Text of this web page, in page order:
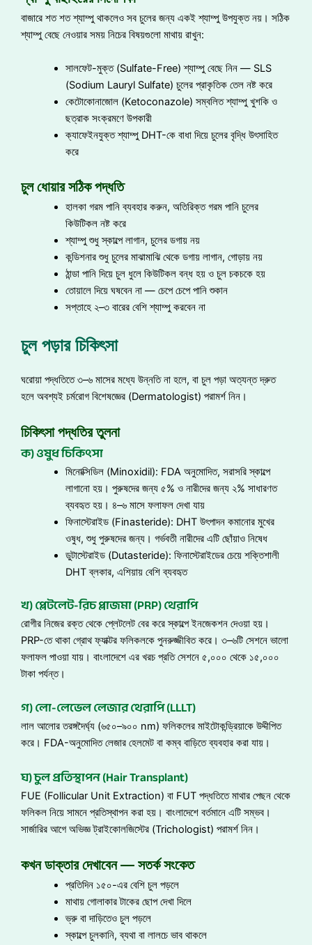
বাজারে শত শত শ্যাম্পু থাকলেও সব চুলের জন্য একই শ্যাম্পু উপযুক্ত নয়। সঠিক
শ্যাম্পু বেছে নেওয়ার সময় নিচের বিষয়গুলো মাথায় রাখুন:
সালফেট-মুক্ত (Sulfate-Free) শ্যাম্পু বেছে নিন — SLS
(Sodium Lauryl Sulfate) চুলের প্রাকৃতিক তেল নষ্ট করে
কেটোকোনাজোল (Ketoconazole) সম্বলিত শ্যাম্পু খুশকি ও
ছত্রাক সংক্রমণে উপকারী
ক্যাফেইনযুক্ত শ্যাম্পু DHT-কে বাধা দিয়ে চুলের বৃদ্ধি উৎসাহিত
করে
চুল ধোয়ার সঠিক পদ্ধতি
হালকা গরম পানি ব্যবহার করুন, অতিরিক্ত গরম পানি চুলের
কিউটিকল নষ্ট করে
শ্যাম্পু শুধু স্কাল্পে লাগান, চুলের ডগায় নয়
কন্ডিশনার শুধু চুলের মাঝামাঝি থেকে ডগায় লাগান, গোড়ায় নয়
ঠান্ডা পানি দিয়ে চুল ধুলে কিউটিকল বন্ধ হয় ও চুল চকচকে হয়
তোয়ালে দিয়ে ঘষবেন না — চেপে চেপে পানি শুকান
সপ্তাহে ২–৩ বারের বেশি শ্যাম্পু করবেন না
চুল পড়ার চিকিৎসা
ঘরোয়া পদ্ধতিতে ৩–৬ মাসের মধ্যে উন্নতি না হলে, বা চুল পড়া অত্যন্ত দ্রুত
হলে অবশ্যই চর্মরোগ বিশেষজ্ঞের (Dermatologist) পরামর্শ নিন।
চিকিৎসা পদ্ধতির তুলনা
ক) ওষুধ চিকিৎসা
মিনোক্সিডিল (Minoxidil): FDA অনুমোদিত, সরাসরি স্কাল্পে
লাগানো হয়। পুরুষদের জন্য ৫% ও নারীদের জন্য ২% সাধারণত
ব্যবহৃত হয়। ৪–৬ মাসে ফলাফল দেখা যায়
ফিনাস্টেরাইড (Finasteride): DHT উৎপাদন কমানোর মুখের
ওষুধ, শুধু পুরুষদের জন্য। গর্ভবতী নারীদের এটি ছোঁয়াও নিষেধ
ডুটাস্টেরাইড (Dutasteride): ফিনাস্টেরাইডের চেয়ে শক্তিশালী
DHT ব্লকার, এশিয়ায় বেশি ব্যবহৃত
খ) প্লেটলেট-রিচ প্লাজমা (PRP) থেরাপি
রোগীর নিজের রক্ত থেকে প্লেটলেট বের করে স্কাল্পে ইনজেকশন দেওয়া হয়।
PRP-তে থাকা গ্রোথ ফ্যাক্টর ফলিকলকে পুনরুজ্জীবিত করে। ৩–৬টি সেশনে ভালো
ফলাফল পাওয়া যায়। বাংলাদেশে এর খরচ প্রতি সেশনে ৫,০০০ থেকে ১৫,০০০
টাকা পর্যন্ত।
গ) লো-লেভেল লেজার থেরাপি (LLLT)
লাল আলোর তরঙ্গদৈর্ঘ্য (৬৫০–৯০০ nm) ফলিকলের মাইটোকন্ড্রিয়াকে উদ্দীপিত
করে। FDA-অনুমোদিত লেজার হেলমেট বা কম্ব বাড়িতে ব্যবহার করা যায়।
ঘ) চুল প্রতিস্থাপন (Hair Transplant)
FUE (Follicular Unit Extraction) বা FUT পদ্ধতিতে মাথার পেছন থেকে
ফলিকল নিয়ে সামনে প্রতিস্থাপন করা হয়। বাংলাদেশে বর্তমানে এটি সম্ভব।
সার্জারির আগে অভিজ্ঞ ট্রাইকোলজিস্টের (Trichologist) পরামর্শ নিন।
কখন ডাক্তার দেখাবেন — সতর্ক সংকেত
প্রতিদিন ১৫০-এর বেশি চুল পড়লে
মাথায় গোলাকার টাকের ছোপ দেখা দিলে
ভ্রু বা দাড়িতেও চুল পড়লে
স্কাল্পে চুলকানি, ব্যথা বা লালচে ভাব থাকলে